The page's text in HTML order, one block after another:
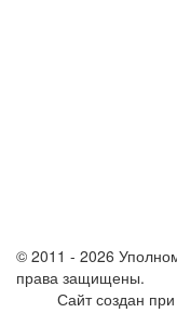
© 2011 - 2026
права защищены.
Сайт создан